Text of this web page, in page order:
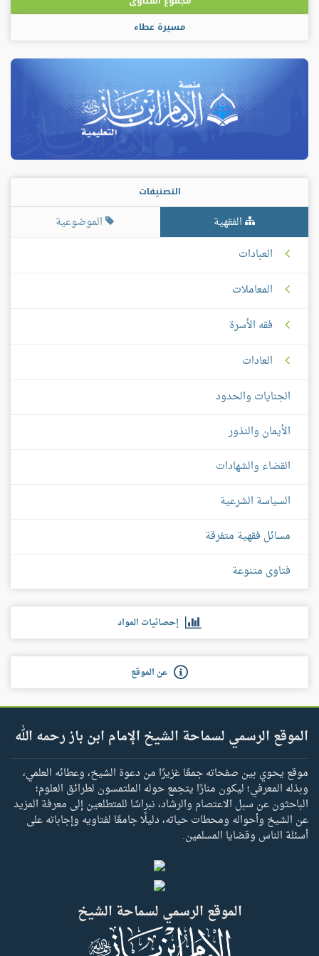
مسيرة عطاء
التصنيفات
الفقهية
الموضوعية
العبادات
المعاملات
فقه الأسرة
العادات
الجنايات والحدود
الأيمان والنذور
القضاء والشهادات
السياسة الشرعية
مسائل فقهية متفرقة
فتاوى متنوعة
إحصائيات المواد
عن الموقع
الموقع الرسمي لسماحة الشيخ الإمام ابن باز رحمه الله
موقع يحوي بين صفحاته جمعًا غزيرًا من دعوة الشيخ، وعطائه العلمي،
وبذله المعرفي؛ ليكون منارًا يتجمع حوله الملتمسون لطرائق العلوم؛
الباحثون عن سبل الاعتصام والرشاد، نبراسًا للمتطلعين إلى معرفة المزيد
عن الشيخ وأحواله ومحطات حياته، دليلًا جامعًا لفتاويه وإجاباته على
أسئلة الناس وقضايا المسلمين.
الموقع الرسمي لسماحة الشيخ